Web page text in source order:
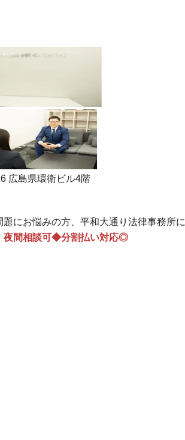
広島県環衛ビル4階
題にお悩みの方、平和大通り法律事務所に
夜間相談可◆分割払い対応◎